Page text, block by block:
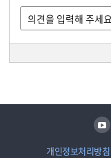
개인정보처리방침
유튜브